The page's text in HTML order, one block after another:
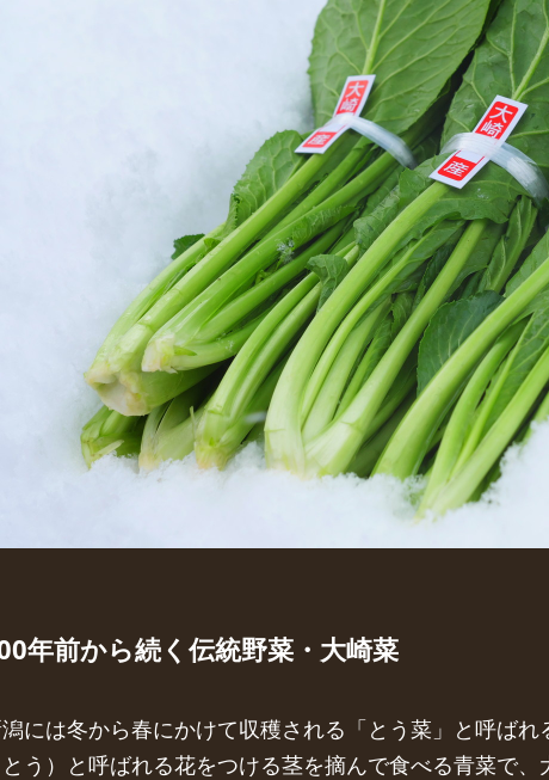
年前から続く 伝統野菜・大崎菜
には冬から春にかけて収穫される「とう菜」と呼ば
とう）と呼ばれる花をつける茎を摘んで食べる青菜で